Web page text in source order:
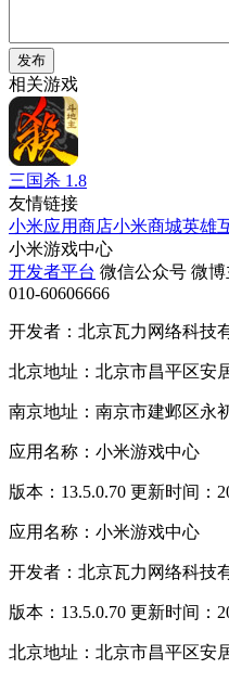
发布
相关游戏
三国杀 1.8
友情链接
小米应用商店小米商城英雄
小米游戏中心
开发者平台 微信公众号 微
010-60606666
开发者：北京瓦力网络科技
北京地址：北京市昌平区安
南京地址：南京市建邺区永
应用名称：小米游戏中心
版本：13.5.0.70 更新时间：
应用名称：小米游戏中心
开发者：北京瓦力网络科技
版本：13.5.0.70 更新时间：
北京地址：北京市昌平区安